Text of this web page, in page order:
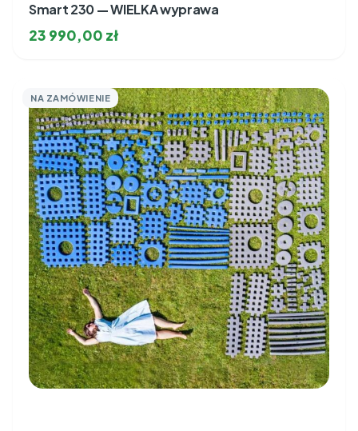
Smart 230 — WIELKA wyprawa
23 990,00 zł
NA ZAMÓWIENIE